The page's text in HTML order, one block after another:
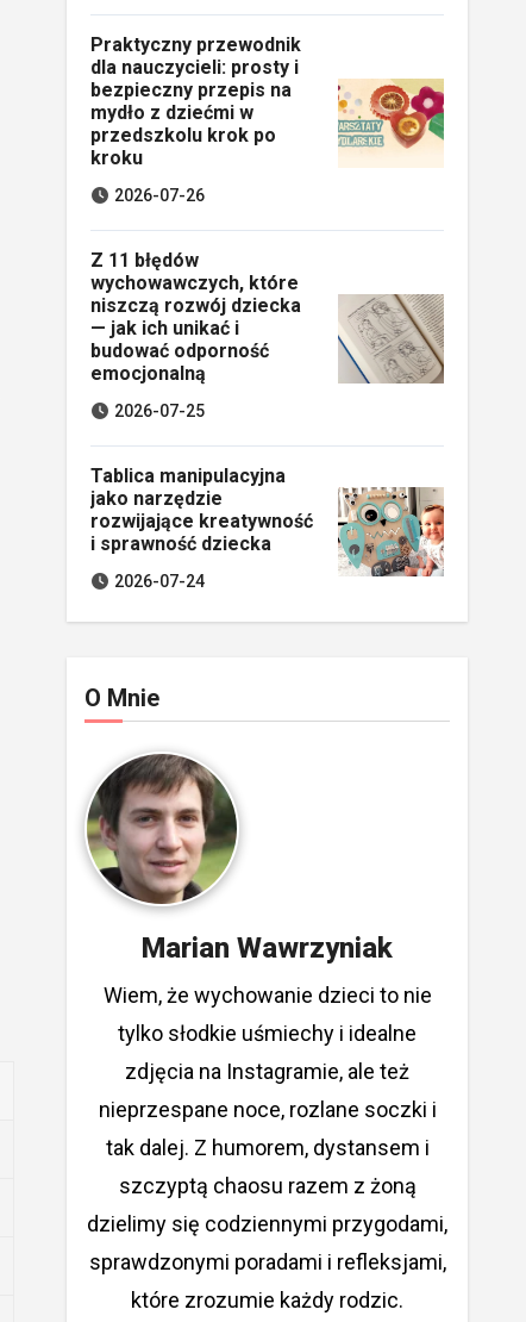
Praktyczny przewodnik
dla nauczycieli: prosty i
bezpieczny przepis na
mydło z dziećmi w
przedszkolu krok po
kroku
2026-07-26
Z 11 błędów
wychowawczych, które
niszczą rozwój dziecka
— jak ich unikać i
budować odporność
emocjonalną
2026-07-25
Tablica manipulacyjna
jako narzędzie
rozwijające kreatywność
i sprawność dziecka
2026-07-24
O Mnie
Marian Wawrzyniak
Wiem, że wychowanie dzieci to nie
tylko słodkie uśmiechy i idealne
zdjęcia na Instagramie, ale też
nieprzespane noce, rozlane soczki i
tak dalej. Z humorem, dystansem i
szczyptą chaosu razem z żoną
dzielimy się codziennymi przygodami,
sprawdzonymi poradami i refleksjami,
które zrozumie każdy rodzic.